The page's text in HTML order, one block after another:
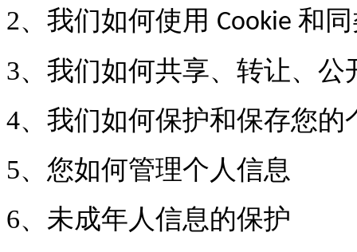
2、我们如何使用 Cookie 和
3、我们如何共享、转让、
4、我们如何保护和保存您的
5、您如何管理个人信息
6、未成年人信息的保护